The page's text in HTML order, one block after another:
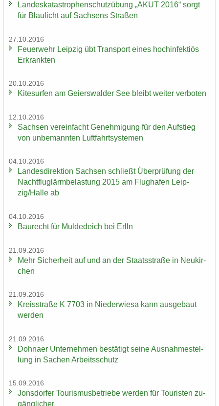
Lan­des­ka­ta­stro­phen­schutz­übung „AKUT 2016“ sorgt
für Blau­licht auf Sach­sens Stra­ßen
27.10.2016
Feu­er­wehr Leip­zig übt Trans­port eines hoch­in­fek­ti­ös
Er­krank­ten
20.10.2016
Ki­te­sur­fen am Gei­ers­wal­der See bleibt wei­ter ver­bo­ten
12.10.2016
Sach­sen ver­ein­facht Ge­neh­mi­gung für den Auf­stieg
von un­be­mann­ten Luft­fahrt­sys­te­men
04.10.2016
Lan­des­di­rek­ti­on Sach­sen schließt Über­prü­fung der
Nacht­flug­lärm­be­las­tung 2015 am Flug­ha­fen Leip­
zig/Halle ab
04.10.2016
Bau­recht für Mul­de­deich bei Erlln
21.09.2016
Mehr Si­cher­heit auf und an der Staats­stra­ße in Neu­kir­
chen
21.09.2016
Kreis­stra­ße K 7703 in Nie­der­wie­sa kann aus­ge­baut
wer­den
21.09.2016
Dohna­er Un­ter­neh­men be­stä­tigt seine Aus­nah­me­stel­
lung in Sa­chen Ar­beits­schutz
15.09.2016
Jons­dor­fer Tou­ris­mus­be­trie­be wer­den für Tou­ris­ten zu­
gäng­li­cher